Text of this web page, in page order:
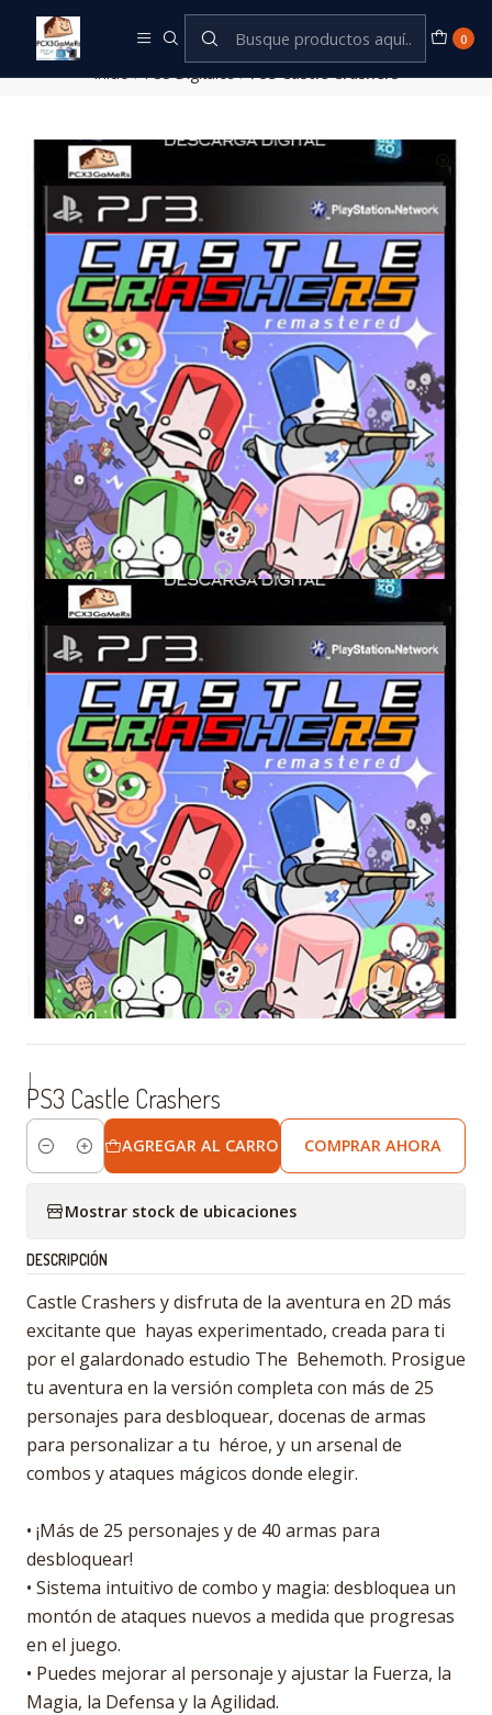
0
Inicio PS3 Digitales PS3 Castle Crashers
|
PS3 Castle Crashers
Cantidad
AGREGAR AL CARRO COMPRAR AHORA
Mostrar stock de ubicaciones
DESCRIPCIÓN
Castle Crashers y disfruta de la aventura en 2D más
excitante que hayas experimentado, creada para ti
por el galardonado estudio The Behemoth. Prosigue
tu aventura en la versión completa con más de 25
personajes para desbloquear, docenas de armas
para personalizar a tu héroe, y un arsenal de
combos y ataques mágicos donde elegir.
• ¡Más de 25 personajes y de 40 armas para
desbloquear!
• Sistema intuitivo de combo y magia: desbloquea un
montón de ataques nuevos a medida que progresas
en el juego.
• Puedes mejorar al personaje y ajustar la Fuerza, la
Magia, la Defensa y la Agilidad.